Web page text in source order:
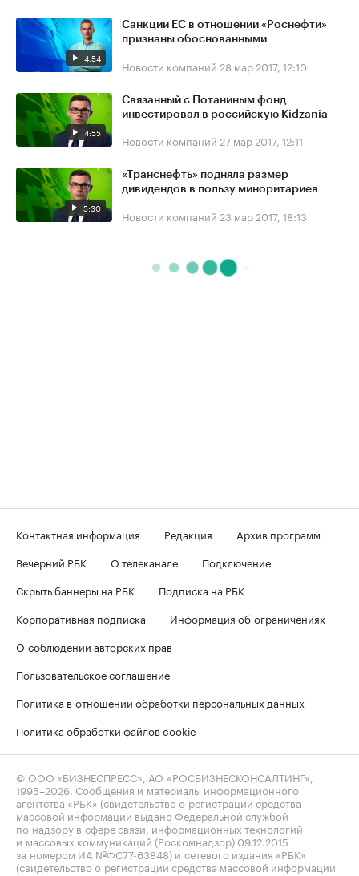
4:54
Санкции ЕС в отношении «Роснефти»
признаны обоснованными
Новости компаний 28 мар 2017, 12:10
4:55
Связанный с Потаниным фонд
инвестировал в российскую Kidzania
Новости компаний 27 мар 2017, 12:11
5:30
«Транснефть» подняла размер
дивидендов в пользу миноритариев
Новости компаний 23 мар 2017, 18:13
Контактная информация Редакция
Архив программ
Вечерний РБК
О телеканале
Подключение
Скрыть баннеры на РБК
Подписка на РБК
Корпоративная подписка
Информация об ограничениях
О соблюдении авторских прав
Пользовательское соглашение
Политика в отношении обработки персональных данных
Политика обработки файлов cookie
© ООО «БИЗНЕСПРЕСС», АО «РОСБИЗНЕСКОНСАЛТИНГ»,
1995–2026. Сообщения и материалы информационного
агентства «РБК» (свидетельство о регистрации средства
массовой информации выдано Федеральной службой
по надзору в сфере связи, информационных технологий
и массовых коммуникаций (Роскомнадзор) 09.12.2015
за номером ИА №ФС77-63848) и сетевого издания «РБК»
(свидетельство о регистрации средства массовой информации